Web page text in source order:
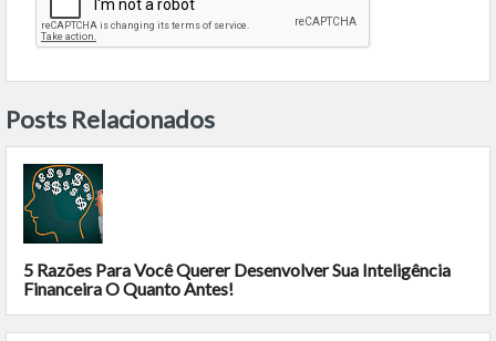
Posts Relacionados
5 Razões Para Você Querer Desenvolver Sua Inteligência
Financeira O Quanto Antes!